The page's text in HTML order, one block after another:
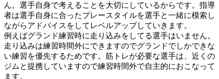
ん。選手自身で考えることを大切にしているからです。指導
者は選手自身に合ったプレースタイルを選手と一緒に模索し
ながらアドバイスをしてレベルアップしていきます。
例えばグランド練習時に走り込みをしてる選手はいません。
走り込みは練習時間外にできますのでグランドでしかできな
い練習を優先するためです。筋トレが必要な選手は、近くの
ジムと提携していますので練習時間外で自主的におこなって
ます。